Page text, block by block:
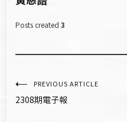
Posts created 3
文
章
PREVIOUS ARTICLE
2308期電子報